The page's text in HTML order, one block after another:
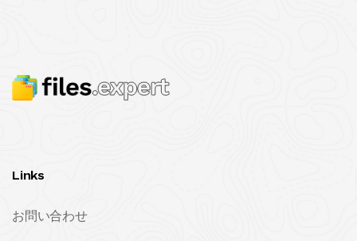
Links
お問い合わせ